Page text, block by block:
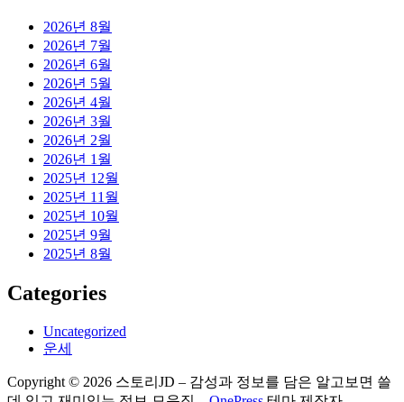
2026년 8월
2026년 7월
2026년 6월
2026년 5월
2026년 4월
2026년 3월
2026년 2월
2026년 1월
2025년 12월
2025년 11월
2025년 10월
2025년 9월
2025년 8월
Categories
Uncategorized
운세
Copyright © 2026 스토리JD – 감성과 정보를 담은 알고보면 쓸